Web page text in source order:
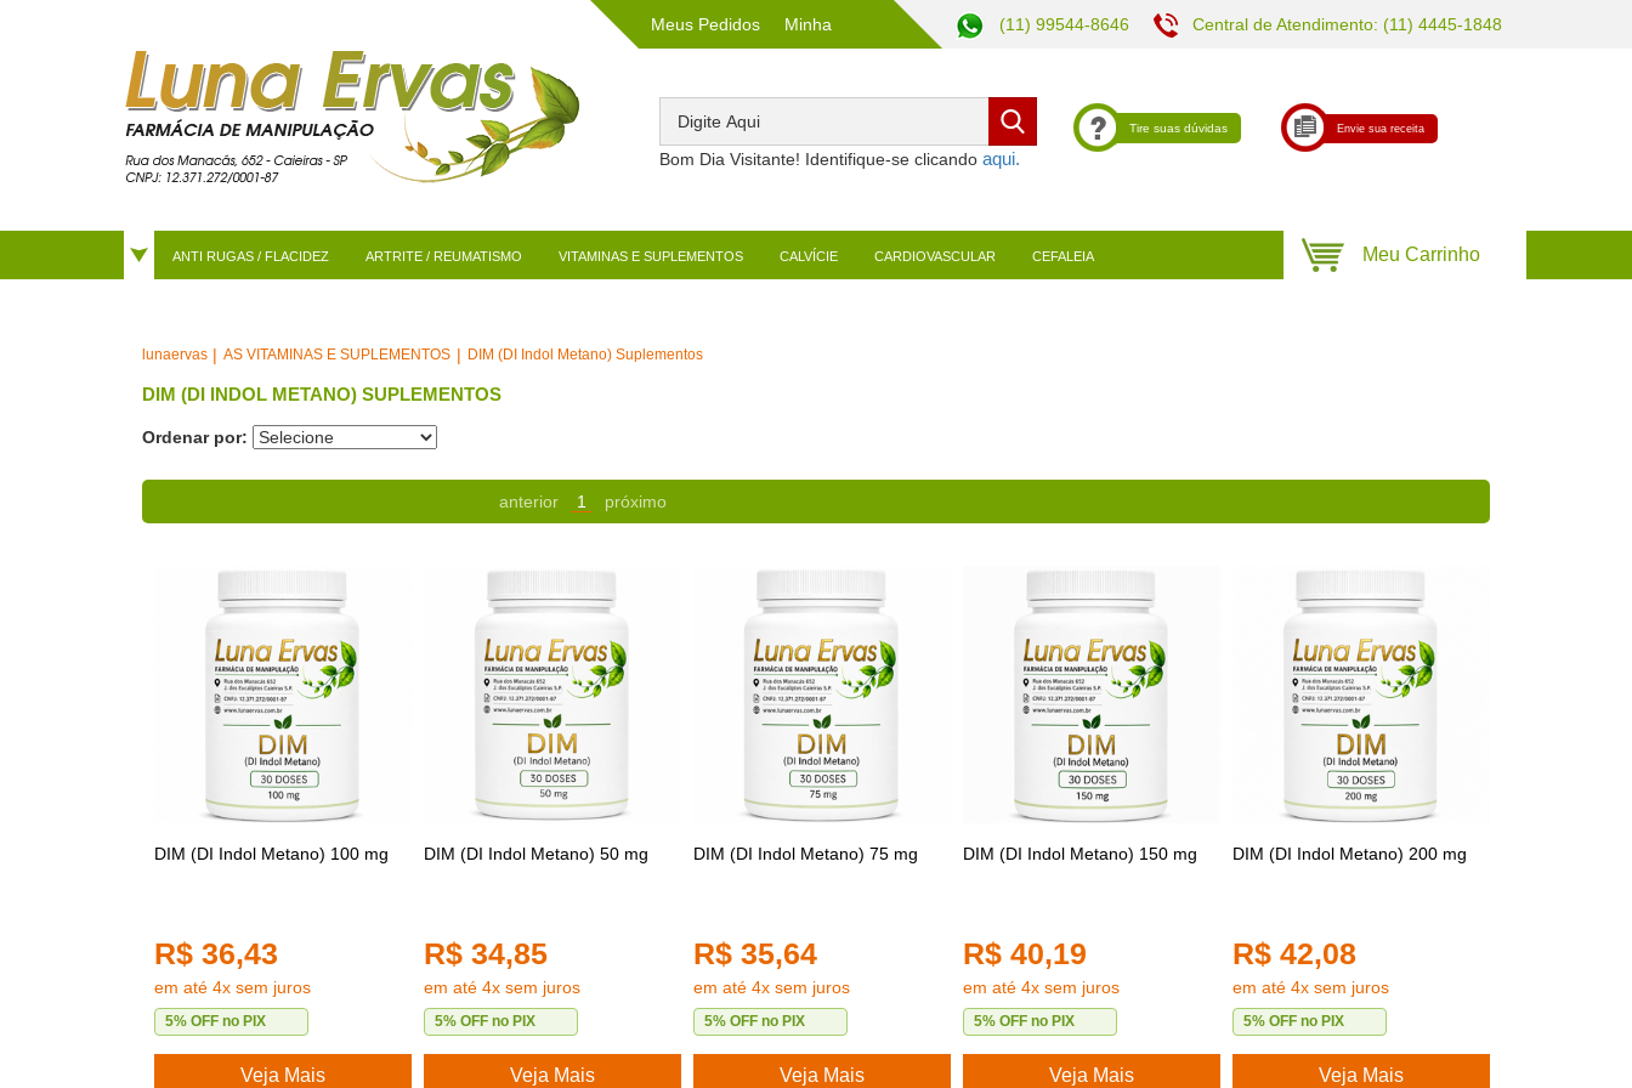
Meus Pedidos Minha (11) 99544-8646 Central de Atendimento: (11) 4445-1848
Bom Dia Visitante! Identifique-se clicando
Tire suas dúvidas Envie sua receita
ANTI RUGAS / FLACIDEZ ARTRITE / REUMATISMO VITAMINAS E SUPLEMENTOS CALVÍCIE CARDIOVASCULAR CEFALEIA
lunaervas AS VITAMINAS E SUPLEMENTOS DIM (DI Indol Metano) Suplementos
DIM (DI INDOL METANO) SUPLEMENTOS
Ordenar por:
anterior 1 próximo
DIM (DI Indol Metano) 100 mg
R$ 36,43
em até 4x sem juros
5% OFF no PIX
Veja Mais
DIM (DI Indol Metano) 50 mg
R$ 34,85
em até 4x sem juros
5% OFF no PIX
Veja Mais
DIM (DI Indol Metano) 75 mg
R$ 35,64
em até 4x sem juros
5% OFF no PIX
Veja Mais
DIM (DI Indol Metano) 150 mg
R$ 40,19
em até 4x sem juros
5% OFF no PIX
Veja Mais
DIM (DI Indol Metano) 200 mg
R$ 42,08
em até 4x sem juros
5% OFF no PIX
Veja Mais